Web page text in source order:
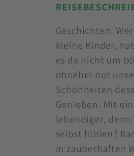
Geschichten.
kleine Kinder,
es da nicht um
ohnehin nur
Schönheiten
Genießen. Mit
lebendiger,
selbst fühlen?
In zauberhaften